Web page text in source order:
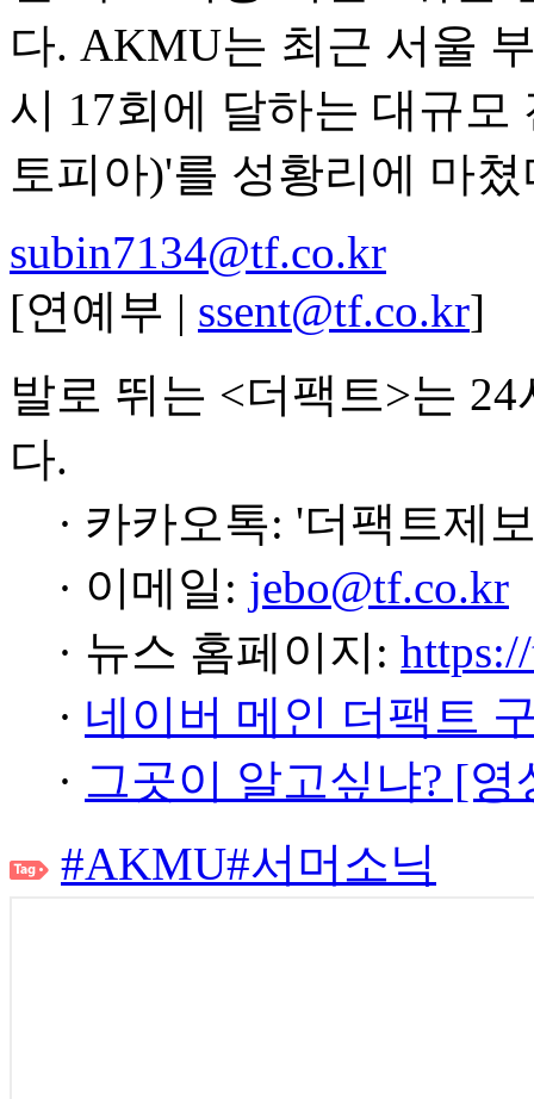
다. AKMU는 최근 서울
시 17회에 달하는 대규
토피아)'를 성황리에 마쳤
subin7134@tf.co.kr
[연예부 | ssent@tf.co.kr]
발로 뛰는 <더팩트>는
다.
· 카카오톡: '더팩트제
· 이메일: jebo@tf.co.kr
· 뉴스 홈페이지:
· 네이버 메인 더팩트
· 그곳이 알고싶냐? [
#AKMU#서머소닉